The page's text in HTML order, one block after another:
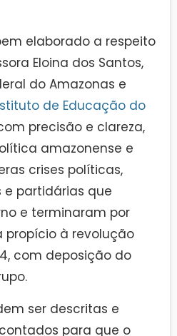
elaborado a respeito
Eloina dos Santos,
do Amazonas e
de Educação do
precisão e clareza,
amazonense e
crises políticas,
e partidárias que
e terminaram por
propício à revolução
com deposição do
ser descritas e
para que o